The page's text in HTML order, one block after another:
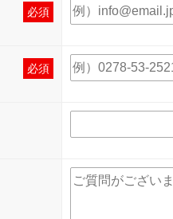
必須
必須